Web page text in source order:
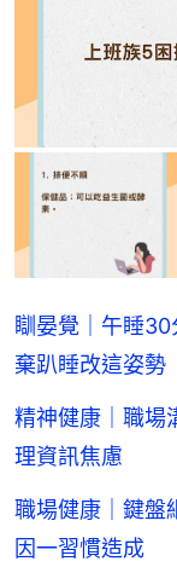
瞓晏覺｜午睡
棄趴睡改這姿勢
精神健康｜職場
理資訊焦慮
職場健康｜鍵盤
因一習慣造成